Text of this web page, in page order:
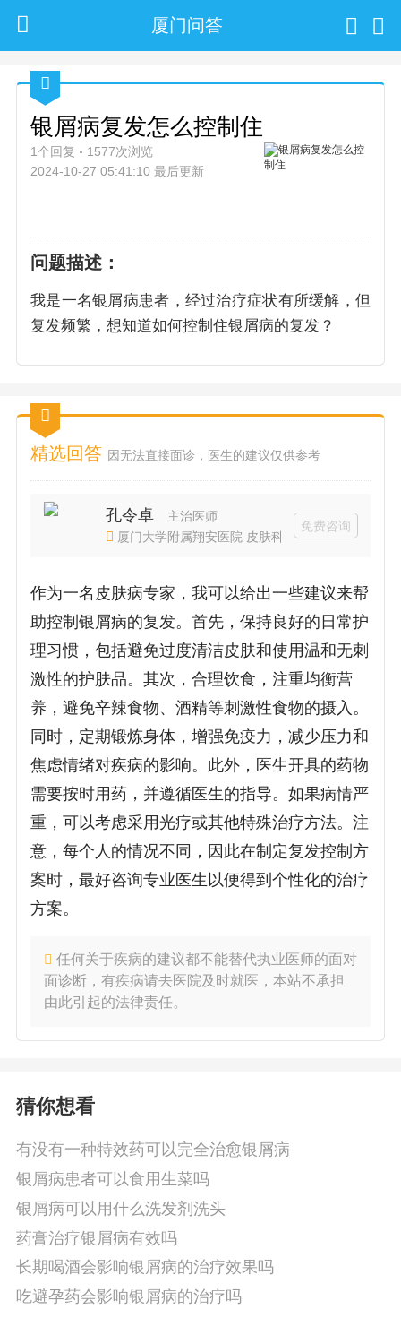
厦门问答
银屑病复发怎么控制住
1个回复
1577次浏览
2024-10-27 05:41:10 最后更新
问题描述：
我是一名银屑病患者，经过治疗症状有所缓解，但
复发频繁，想知道如何控制住银屑病的复发？
精选回答 因无法直接面诊，医生的建议仅供参考
孔令卓
主治医师
厦门大学附属翔安医院 皮肤科
免费咨询
作为一名皮肤病专家，我可以给出一些建议来帮
助控制银屑病的复发。首先，保持良好的日常护
理习惯，包括避免过度清洁皮肤和使用温和无刺
激性的护肤品。其次，合理饮食，注重均衡营
养，避免辛辣食物、酒精等刺激性食物的摄入。
同时，定期锻炼身体，增强免疫力，减少压力和
焦虑情绪对疾病的影响。此外，医生开具的药物
需要按时用药，并遵循医生的指导。如果病情严
重，可以考虑采用光疗或其他特殊治疗方法。注
意，每个人的情况不同，因此在制定复发控制方
案时，最好咨询专业医生以便得到个性化的治疗
方案。
任何关于疾病的建议都不能替代执业医师的面对
面诊断，有疾病请去医院及时就医，本站不承担
由此引起的法律责任。
猜你想看
有没有一种特效药可以完全治愈银屑病
银屑病患者可以食用生菜吗
银屑病可以用什么洗发剂洗头
药膏治疗银屑病有效吗
长期喝酒会影响银屑病的治疗效果吗
吃避孕药会影响银屑病的治疗吗